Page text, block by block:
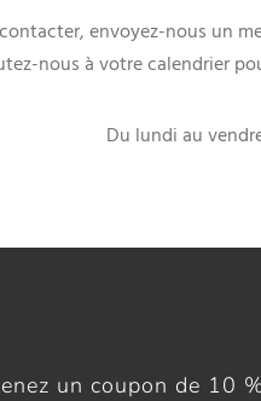
envoyez-nous un
nous à votre calendrier
Du lundi au
un coupon de 10